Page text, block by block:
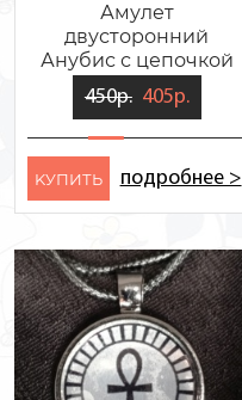
Амулет
двусторонний
Анубис с цепочкой
450р. 405р.
KУПИТЬ подробнее >